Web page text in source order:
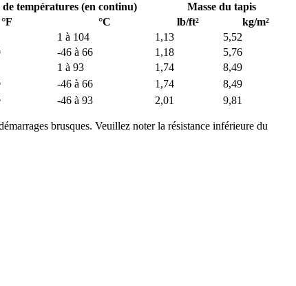
de températures (en continu)
Masse du tapis
°F °C lb/ft²
kg/m²
1 à 104 1,13
5,52
-46 à 66 1,18
5,76
1 à 93 1,74
8,49
-46 à 66 1,74
8,49
-46 à 93 2,01 9,81
brusques. Veuillez noter la résistance inférieure du